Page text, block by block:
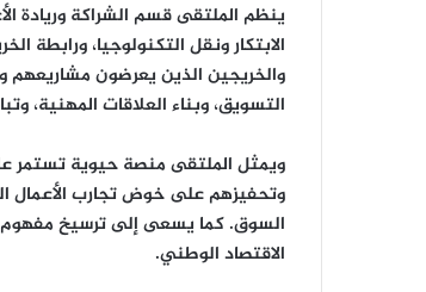
ينظم الملتقى قسم الشراكة وريادة
والخريجين الذين يعرضون
التسويق، وبناء العلاقات المهنية،
ويمثل الملتقى منصة حيوية تستمر
وتحفيزهم على خوض تجارب الأعمال
السوق. كما يسعى إلى ترسيخ مفهوم
الاقتصاد الوطني.